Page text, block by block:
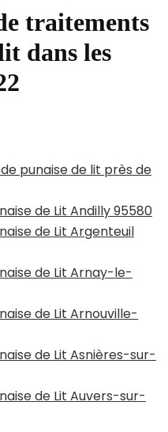
traitements
dans les
punaise de lit près de
de Lit Andilly 95580
de Lit Argenteuil
de Lit Arnay-le-
de Lit Arnouville-
de Lit Asnières-sur-
de Lit Auvers-sur-